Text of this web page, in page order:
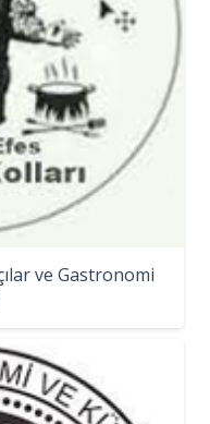
ve Gastronomi